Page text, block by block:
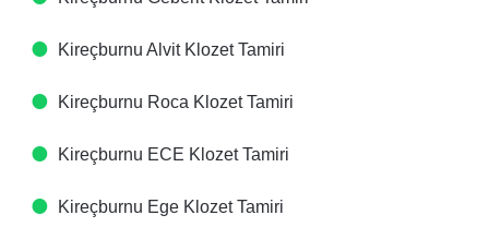
Kireçburnu Alvit Klozet Tamiri
Kireçburnu Roca Klozet Tamiri
Kireçburnu ECE Klozet Tamiri
Kireçburnu Ege Klozet Tamiri